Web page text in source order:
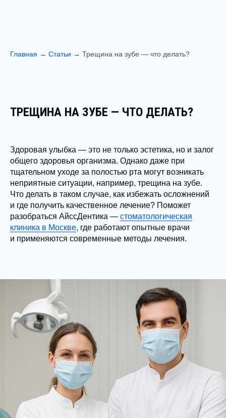
Главная → Статьи → Трещина на зубе — что делать?
ТРЕЩИНА НА ЗУБЕ — ЧТО ДЕЛАТЬ?
Здоровая улыбка — это не только эстетика, но и залог
общего здоровья организма. Однако даже при
тщательном уходе за полостью рта могут возникать
неприятные ситуации, например, трещина на зубе.
Что делать в таком случае, как избежать осложнений
и где получить качественное лечение? Поможет
разобраться АйссДентика — cтоматологическая
клиника в Москве, где работают опытные врачи
и применяются современные методы лечения.